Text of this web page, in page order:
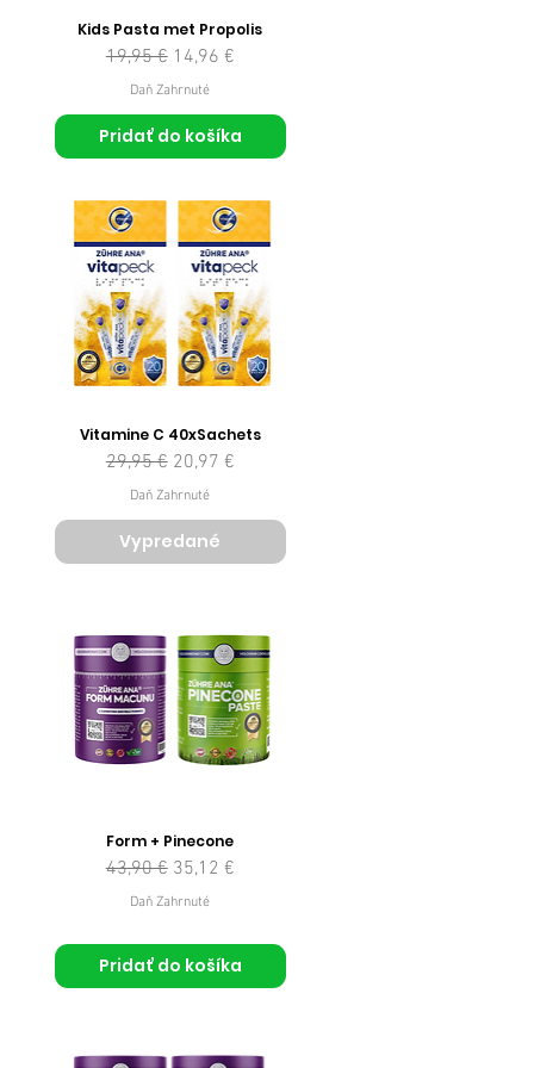
Kids Pasta met Propolis
Normálna cena
19,95 € Zľavnená cena
14,96 €
Daň Zahrnuté
Pridať do košíka
Vitamine C 40xSachets
Normálna cena
29,95 € Zľavnená cena
20,97 €
Daň Zahrnuté
Vypredané
Form + Pinecone
Normálna cena
43,90 € Zľavnená cena
35,12 €
Daň Zahrnuté
Pridať do košíka